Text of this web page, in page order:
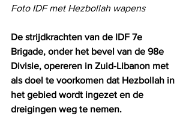
Foto IDF met Hezbollah wapens
De strijdkrachten van de IDF 7e
Brigade, onder het bevel van de 98e
Divisie, opereren in Zuid-Libanon met
als doel te voorkomen dat Hezbollah in
het gebied wordt ingezet en de
dreigingen weg te nemen.